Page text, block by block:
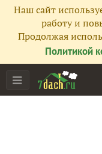
Наш сайт
работу и
Продолжая
Политикой